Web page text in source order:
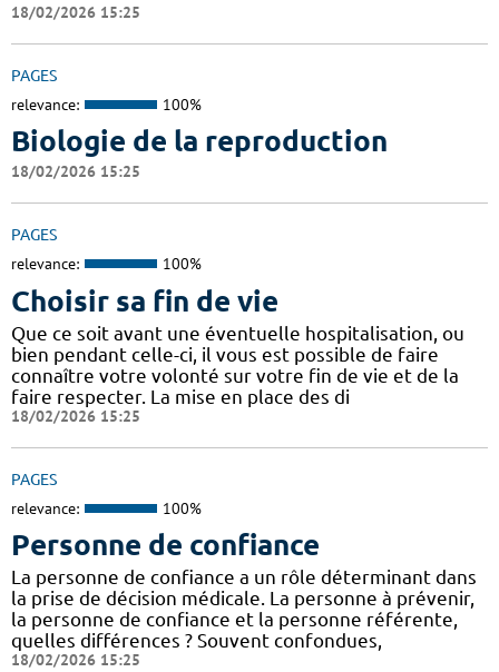
18/02/2026 15:25
PAGES
relevance: 100%
Biologie de la reproduction
18/02/2026 15:25
PAGES
relevance: 100%
Choisir sa fin de vie
Que ce soit avant une éventuelle hospitalisation, ou
bien pendant celle-ci, il vous est possible de faire
connaître votre volonté sur votre fin de vie et de la
faire respecter. La mise en place des di
18/02/2026 15:25
PAGES
relevance: 100%
Personne de confiance
La personne de confiance a un rôle déterminant dans
la prise de décision médicale. La personne à prévenir,
la personne de confiance et la personne référente,
quelles différences ? Souvent confondues,
18/02/2026 15:25